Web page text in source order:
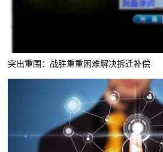
突出重围：战胜重重困难解决拆迁补偿